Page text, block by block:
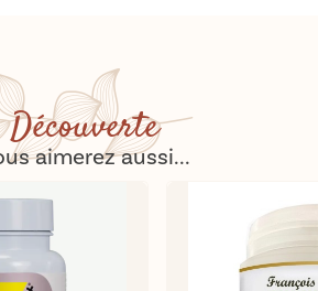
Découverte
aimerez aussi...